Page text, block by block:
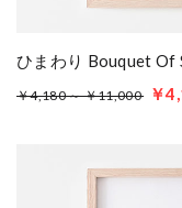
ひまわり Bouquet Of
￥4,180 ～ ￥11,000 ￥